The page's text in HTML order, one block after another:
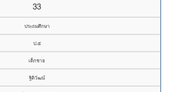
33
ประถมศึกษา
ป.๕
เด็กชาย
ฐิติวัฒน์